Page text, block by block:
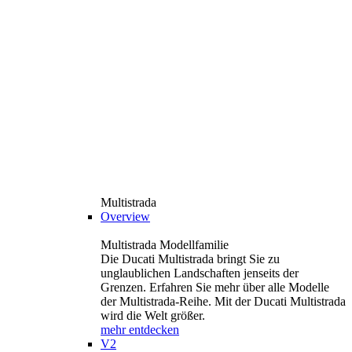
Multistrada
Overview
Multistrada Modellfamilie
Die Ducati Multistrada bringt Sie zu
unglaublichen Landschaften jenseits der
Grenzen. Erfahren Sie mehr über alle Modelle
der Multistrada-Reihe. Mit der Ducati Multistrada
wird die Welt größer.
mehr entdecken
V2